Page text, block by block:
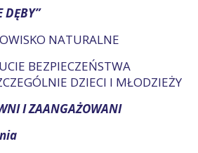
DĘBY”
NATURALNE
BEZPIECZEŃSTWA
DZIECI I MŁODZIEŻY
I ZAANGAŻOWANI